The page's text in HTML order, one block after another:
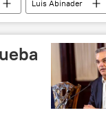
Luis Abinader